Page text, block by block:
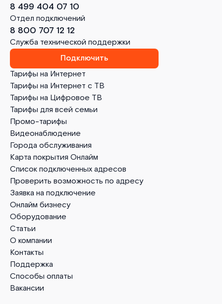
Тарифы на Интернет
Тарифы на Интернет с ТВ
Тарифы на Цифровое ТВ
Тарифы для всей семьи
Промо-тарифы
Видеонаблюдение
Города обслуживания
Карта покрытия Онлайм
Список подключенных адресов
Проверить возможность по адресу
Заявка на подключение
Онлайм бизнесу
Оборудование
Статьи
О компании
Контакты
Поддержка
Способы оплаты
Вакансии
8 499 404 07 10
Отдел подключений
8 800 707 12 12
Служба технической поддержки
Подключить